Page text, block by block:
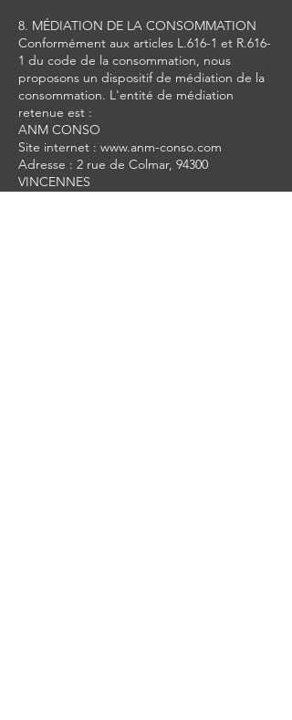
8. MÉDIATION DE LA CONSOMMATION
Conformément aux articles L.616-1 et R.616-
1 du code de la consommation, nous
proposons un dispositif de médiation de la
consommation. L'entité de médiation
retenue est :
ANM CONSO
Site internet : www.anm-conso.com
Adresse : 2 rue de Colmar, 94300
VINCENNES